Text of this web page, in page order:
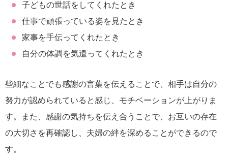
子どもの世話をしてくれたとき
仕事で頑張っている姿を見たとき
家事を手伝ってくれたとき
自分の体調を気遣ってくれたとき
些細なことでも感謝の言葉を伝えることで、相手は自分の
努力が認められていると感じ、モチベーションが上がりま
す。また、感謝の気持ちを伝え合うことで、お互いの存在
の大切さを再確認し、夫婦の絆を深めることができるので
す。